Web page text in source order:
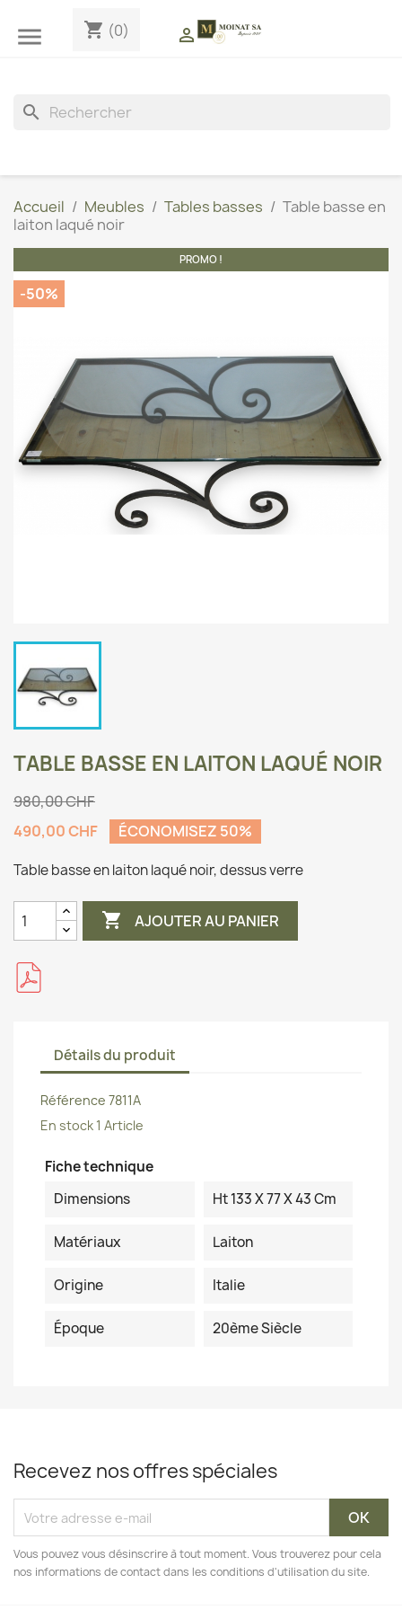
 shopping_cart (0) 
search
Accueil Meubles Tables basses
Table basse en
laiton laqué noir
PROMO !
-50%
TABLE BASSE EN LAITON LAQUÉ NOIR
980,00 CHF
490,00 CHF
ÉCONOMISEZ 50%
Table basse en laiton laqué noir, dessus verre
 AJOUTER AU PANIER
Détails du produit
Référence 7811A
En stock 1 Article
Fiche technique
Dimensions
Ht 133 X 77 X 43 Cm
Matériaux Laiton
Origine Italie
Époque 20ème Siècle
Recevez nos offres spéciales
Vous pouvez vous désinscrire à tout moment. Vous trouverez pour cela
nos informations de contact dans les conditions d'utilisation du site.